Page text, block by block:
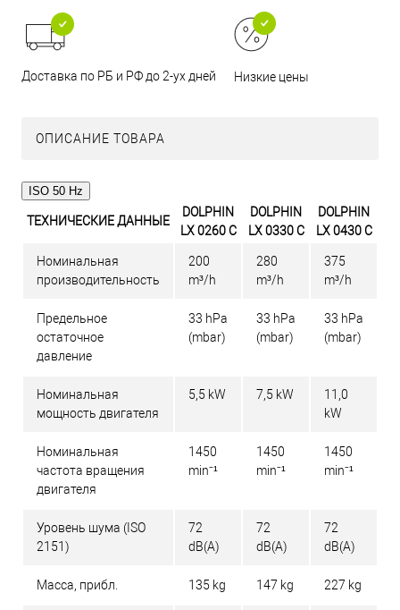
Доставка по РБ и РФ до 2-ух дней Низкие цены
ОПИСАНИЕ ТОВАРА
ISO 50 Hz
ТЕХНИЧЕСКИЕ ДАННЫЕ
DOLPHIN
LX 0260 C
DOLPHIN
LX 0330 C
DOLPHIN
LX 0430 C
Номинальная
производительность
200
m³/h
280
m³/h
375
m³/h
Предельное
остаточное
давление
33 hPa
(mbar)
33 hPa
(mbar)
33 hPa
(mbar)
Номинальная
мощность двигателя
5,5 kW 7,5 kW
11,0
kW
Номинальная
частота вращения
двигателя
1450
min⁻¹
1450
min⁻¹
1450
min⁻¹
Уровень шума (ISO
2151)
72
dB(A)
72
dB(A)
72
dB(A)
Масса, прибл. 135 kg 147 kg 227 kg